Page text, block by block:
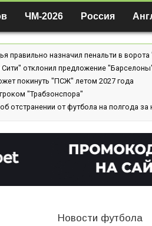
ЧМ-2026 Россия
правильно назначил пенальти в
отклонил предложение
покинуть "ПСЖ" летом 2027 года
"Трабзонспора"
отстранении от футбола на полгода
Новости футбола